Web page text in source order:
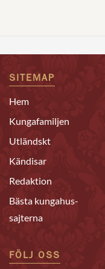
SITEMAP
Hem
Kungafamiljen
Utländskt
Kändisar
Redaktion
Bästa kungahus-
sajterna
FÖLJ OSS